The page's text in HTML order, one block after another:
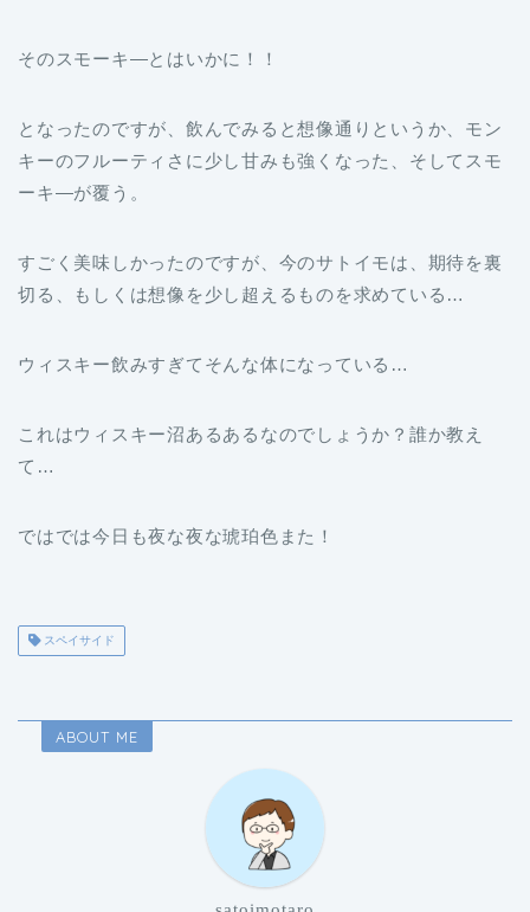
そのスモーキ―とはいかに！！
となったのですが、飲んでみると想像通りというか、モン
キーのフルーティさに少し甘みも強くなった、そしてスモ
ーキ―が覆う。
すごく美味しかったのですが、今のサトイモは、期待を裏
切る、もしくは想像を少し超えるものを求めている…
ウィスキー飲みすぎてそんな体になっている…
これはウィスキー沼あるあるなのでしょうか？誰か教え
て…
ではでは今日も夜な夜な琥珀色また！
スペイサイド
ABOUT ME